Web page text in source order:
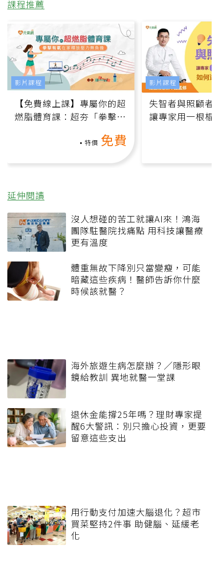
課程推薦
【免費線上課】專屬你的超
燃脂體育課：超夯「拳擊有
特價 免費
影片課程
失智者與照顧者
讓專家用一根棍
影片課程
延伸閱讀
沒人想碰的苦工就讓AI來！鴻海
團隊駐醫院找痛點 用科技讓醫療
更有溫度
體重無故下降別只當變瘦，可能
暗藏這些疾病！醫師告訴你什麼
時候該就醫？
海外旅遊生病怎麼辦？／隱形眼
鏡給教訓 異地就醫一堂課
退休金能撐25年嗎？理財專家提
醒6大警訊：別只擔心投資，更要
留意這些支出
用行動支付加速大腦退化？超市
買菜堅持2件事 助健腦、延緩老
化